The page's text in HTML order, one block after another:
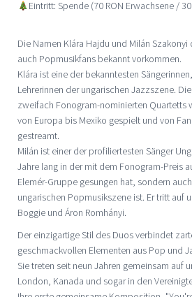
Eintritt: Spende (70 RON Erwachsene /
Die Namen Klára Hajdu und Milán
auch Popmusikfans bekannt vorkommen.
Klára ist eine der bekanntesten
Lehrerinnen der ungarischen Jazzszene.
zweifach Fonogram-nominierten Quartetts
von Europa bis Mexiko gespielt und von
gestreamt.
Milán ist einer der profiliertesten Sänger
Jahre lang in der mit dem Fonogram-Preis
Elemér-Gruppe gesungen hat, sondern
ungarischen Popmusikszene ist. Er tritt auf
Boggie und Áron Romhányi.
Der einzigartige Stil des Duos verbindet
geschmackvollen Elementen aus Pop und
Sie treten seit neun Jahren gemeinsam auf
London, Kanada und sogar in den